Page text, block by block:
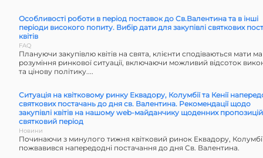
Особливості роботи в період поставок до Cв.Валентина та в інші
періоди високого попиту. Вибір дати для закупівлі святкових
квітів
FAQ
Плануючи закупівлю квітів на свята, клієнти сподіваються мати
розуміння ринкової ситуації, включаючи можливий відсоток
та цінову політику....
Ситуація на квітковому ринку Еквадору, Колумбії та Кенії
святкових постачань до дня св. Валентина. Рекомендації щодо
закупівлі квітів на нашому web-майданчику щоденних
святковий період
Новини
Починаючи з минулого тижня квітковий ринок Еквадору, Колумбії
пожвавився напередодні постачання до дня Cв. Валентина.